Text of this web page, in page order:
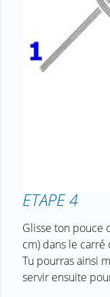
ETAPE 4
Glisse ton pouce
cm) dans le
Tu pourras ainsi
servir ensuite